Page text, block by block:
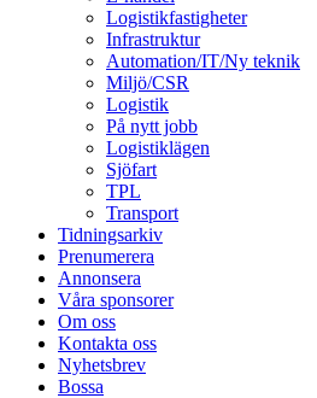
Logistikfastigheter
Infrastruktur
Automation/IT/Ny teknik
Miljö/CSR
Logistik
På nytt jobb
Logistiklägen
Sjöfart
TPL
Transport
Tidningsarkiv
Prenumerera
Annonsera
Våra sponsorer
Om oss
Kontakta oss
Nyhetsbrev
Bossa